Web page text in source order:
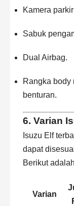
Kamera
Sabuk
Dual Airbag.
Rangka body
benturan.
6. Varian
Isuzu Elf
dapat
Berikut
Varian